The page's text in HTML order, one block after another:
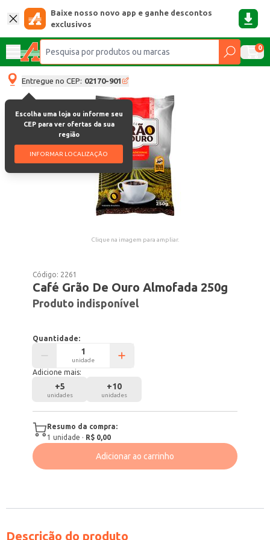
Baixe nosso novo app e ganhe descontos
exclusivos
0
Entregue no CEP: 02170-901
Escolha uma loja ou informe seu
CEP para ver ofertas da sua
região
INFORMAR LOCALIZAÇÃO
Clique na imagem para ampliar.
Código: 2261
Café Grão De Ouro Almofada 250g
Produto indisponível
Quantidade:
unidade
Adicione mais:
+5
unidades
+10
unidades
Resumo da compra:
1 unidade · R$ 0,00
Adicionar ao carrinho
Descrição do produto